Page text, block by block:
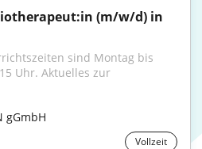
(m/w/d) in
sind Montag bis
gGmbH
Vollzeit